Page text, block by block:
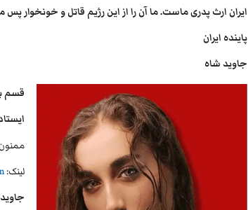
ایران ارث پدری ماست. ما آن را از این رژیم قاتل و خونخوار پس
پاینده ایران
جاوید شاه
قسم
لینک: